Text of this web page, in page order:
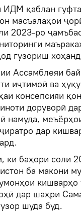
ИДМ қаблан
масъалаҳои
2023-ро
гузориш
Ассамблеяи
иҷтимоӣ ва
консепсияи
доруворӣ
намуда,
дар
ки баҳори соли
ба макони
кишварҳо
дар шаҳри
шуда буд.